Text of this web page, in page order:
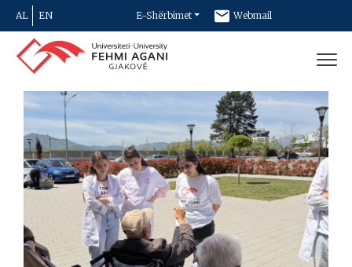
AL EN E-Shërbimet Webmail
Newsletter